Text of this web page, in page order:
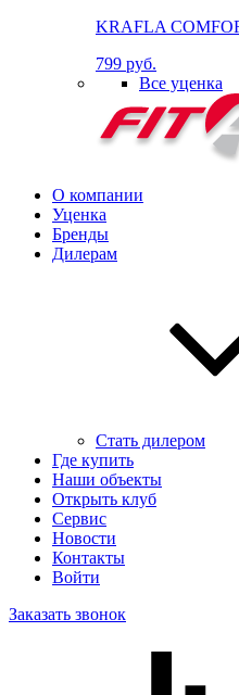
KRAFLA
799 руб.
Все уценка
О компании
Уценка
Бренды
Дилерам
Стать дилером
Где купить
Наши объекты
Открыть клуб
Сервис
Новости
Контакты
Войти
Заказать звонок